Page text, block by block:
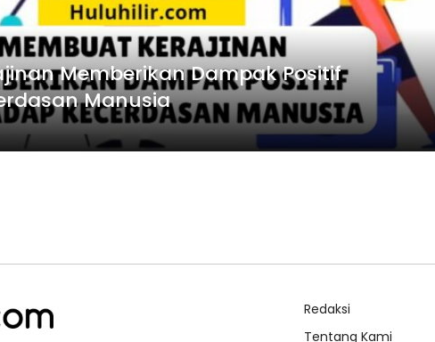
Memberikan Dampak Positif
Manusia
Redaksi
Tentang Kami